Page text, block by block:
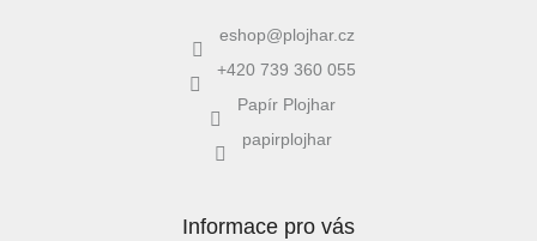
eshop@plojhar.cz
+420 739 360 055
Papír Plojhar
papirplojhar
Informace pro vás